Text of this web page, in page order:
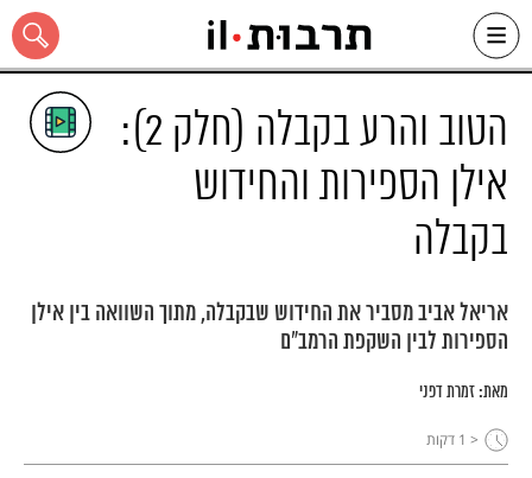
Skip
content
כל האתר
הטוב והרע בקבלה (חלק 2):
אילן הספירות והחידוש
בקבלה
אריאל אביב מסביר את החידוש שבקבלה, מתוך השוואה בין אילן
הספירות לבין השקפת הרמב"ם
מאת:זמרת דפני
< 1 דקות